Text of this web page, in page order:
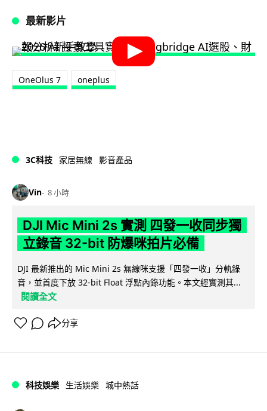
最新影片
OneOlus 7 oneplus
3C科技 家居無線 影音產品
Vin 8 小時
DJI Mic Mini 2s 實測 四發一收同步獨
立錄音 32-bit 防爆咪拍片必備
DJI 最新推出的 Mic Mini 2s 無線咪支援「四發一收」分軌錄
音，並首度下放 32-bit Float 浮點內錄功能。本文經實測其...
閱讀全文
分享
科技娛樂 生活娛樂 城中熱話